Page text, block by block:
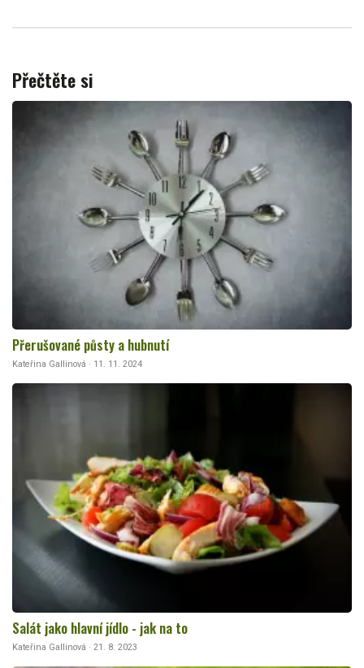
Přečtěte si
Přerušované půsty a hubnutí
Kateřina Gallinová · 11. 11. 2024
Salát jako hlavní jídlo - jak na to
Kateřina Gallinová · 21. 8. 2023